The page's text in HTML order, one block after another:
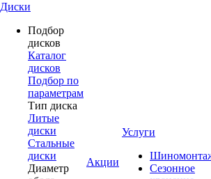
Диски
Подбор
дисков
Каталог
дисков
Подбор по
параметрам
Тип диска
Литые
диски
Стальные
диски
Диаметр
Акции
Услуги
Сезонное